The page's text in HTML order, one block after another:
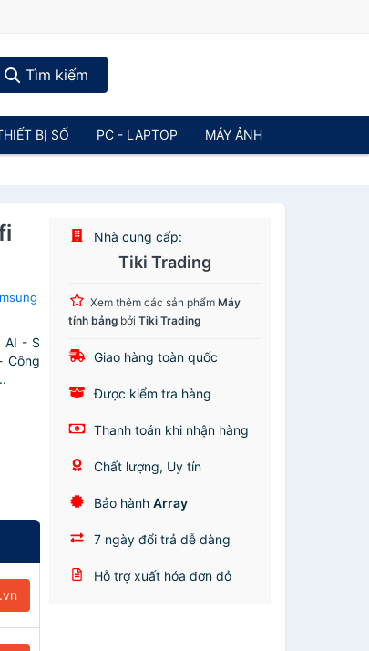
Tìm kiếm
BỊ SỐ PC - LAPTOP MÁY ẢNH
AI - S
Công
Nhà cung cấp:
Tiki Trading
Xem thêm các sản phẩmMáy
tính bảng bởiTiki Trading
Giao hàng toàn quốc
Được kiểm tra hàng
Thanh toán khi nhận hàng
Chất lượng, Uy tín
Bảo hànhArray
7 ngày đổi trả dễ dàng
Hỗ trợ xuất hóa đơn đỏ